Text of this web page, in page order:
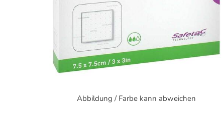
Abbildung / Farbe kann abweichen